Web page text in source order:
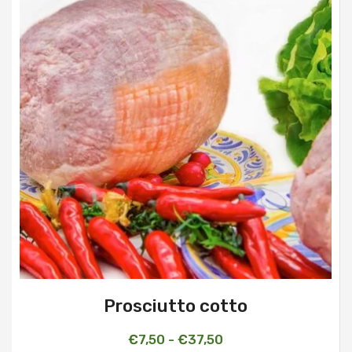
Prosciutto cotto
€7,50 - €37,50